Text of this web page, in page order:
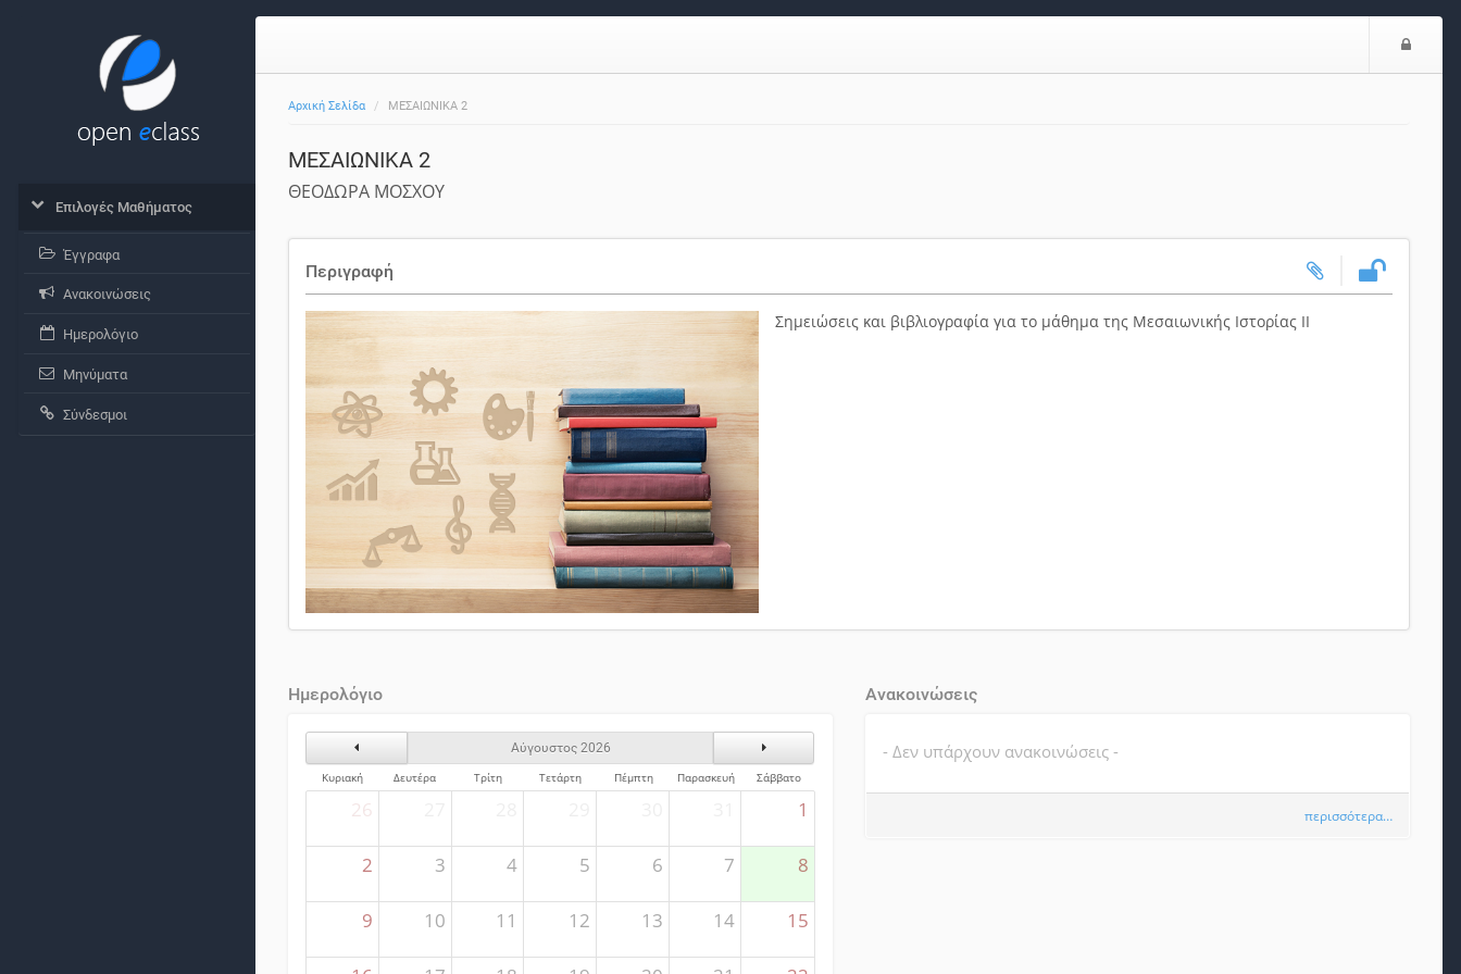
Αρχική Σελίδα ΜΕΣΑΙΩΝΙΚΑ 2
ΜΕΣΑΙΩΝΙΚΑ 2
ΘΕΟΔΩΡΑ ΜΟΣΧΟΥ
Περιγραφή
Σημειώσεις και βιβλιογραφία για το μάθημα της Μεσαιωνικής Ιστορίας ΙΙ
Ημερολόγιο
Προηγούμενος Μήνας Αύγουστος 2026
Επόμενος Μήνας
Κυριακή
Δευτέρα Τρίτη Τετάρτη Πέμπτη Παρασκευή Σάββατο
26 1
2 3 4 5 6 7 8
9 10 11 12 13 14 15
Ανακοινώσεις
- Δεν υπάρχουν ανακοινώσεις -
περισσότερα…
Επιλογές Μαθήματος
Έγγραφα
Ανακοινώσεις
Ημερολόγιο
Μηνύματα
Σύνδεσμοι